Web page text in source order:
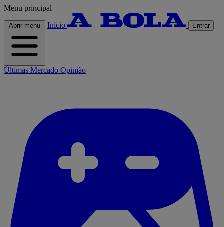
Menu principal
Abrir menu Início Entrar
Últimas Mercado Opinião